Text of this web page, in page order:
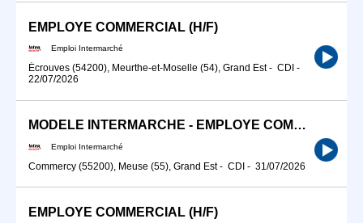
EMPLOYE COMMERCIAL (H/F)
Emploi Intermarché
Écrouves (54200), Meurthe-et-Moselle (54), Grand Est- CDI -
22/07/2026
MODELE INTERMARCHE - EMPLOYE COMMERCIAL (H/F)
Emploi Intermarché
Commercy (55200), Meuse (55), Grand Est- CDI - 31/07/2026
EMPLOYE COMMERCIAL (H/F)